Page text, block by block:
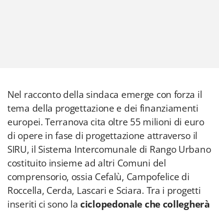
Nel racconto della sindaca emerge con forza il
tema della progettazione e dei finanziamenti
europei. Terranova cita oltre 55 milioni di euro
di opere in fase di progettazione attraverso il
SIRU, il Sistema Intercomunale di Rango Urbano
costituito insieme ad altri Comuni del
comprensorio, ossia Cefalù, Campofelice di
Roccella, Cerda, Lascari e Sciara. Tra i progetti
inseriti ci sono la ciclopedonale che collegherà